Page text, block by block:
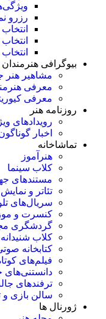
رزرو
بیوگرافی هنرمندان
مشاهیر هنر
معرفی
معرفی
روزنامه هنر
رویدادهای
اخبار
تماشاخانه
هنرآموز
کلاب سینما
مستندهای
تئاتر و نمایش
سریال‌های
کنسرت و
گردشگری
کلاب شنیدانه
کتابخانه
فیلم‌های
دانستنی‌های
ترفندهای
سالن بازی و
ژورنال ها